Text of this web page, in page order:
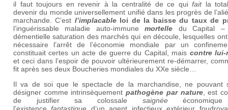
il faut toujours en revenir à la centralité de ce quifait la
devenir du monde universellement unifié dans les progrès de
marchande. C’est l’implacable loi de la baisse du taux de
l’inguérissable maladie auto-immunemortelle du Capital
démentielle saturation des marchés qui en découle, lesquelles
nécessaire l’arrêt de l’économie mondiale par un
constituait certes un acte de guerre du Capital, mais contre lui-
et ceci dans l’espoir de pouvoir ultérieurement re-démarrer,
fit après ses deux Boucheries mondiales du XXe siècle…
Il va de soi que le spectacle de la marchandise, ne pouvant
désigner comme intrinsèquementpathogène par nature, est
de justifier sa colossale saignée